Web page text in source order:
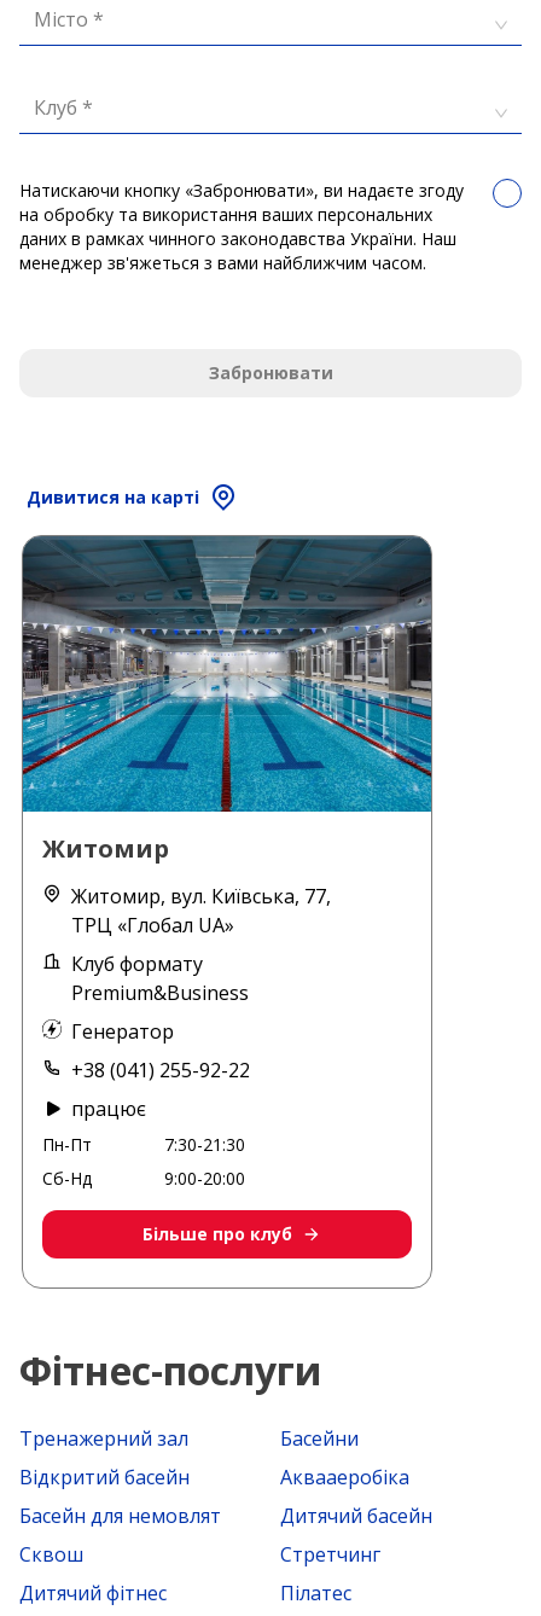
Місто *
Клуб *
Натискаючи кнопку «Забронювати», ви надаєте згоду
на обробку та використання ваших персональних
даних в рамках чинного законодавства України. Наш
менеджер зв'яжеться з вами найближчим часом.
Забронювати
Дивитися на карті
Житомир
Житомир, вул. Київська, 77,
ТРЦ «Глобал UA»
Клуб формату
Premium&Business
Генератор
+38 (041) 255-92-22
працює
Пн-Пт
7:30-21:30
Сб-Нд
9:00-20:00
Більше про клуб
Фітнес-послуги
Тренажерний зал
Басейни
Відкритий басейн
Аквааеробіка
Басейн для немовлят
Дитячий басейн
Сквош
Стретчинг
Дитячий фітнес
Пілатес